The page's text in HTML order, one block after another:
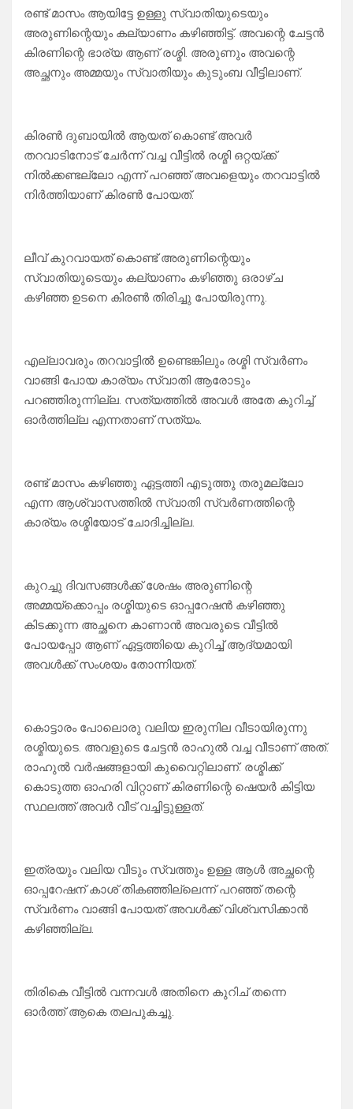
രണ്ട് മാസം ആയിട്ടേ ഉള്ളു സ്വാതിയുടെയും
അരുണിന്റെയും കല്യാണം കഴിഞ്ഞിട്ട്. അവന്റെ ചേട്ടൻ
കിരണിന്റെ ഭാര്യ ആണ് രശ്മി. അരുണും അവന്റെ
അച്ഛനും അമ്മയും സ്വാതിയും കുടുംബ വീട്ടിലാണ്.
കിരൺ ദുബായിൽ ആയത് കൊണ്ട് അവർ
തറവാടിനോട് ചേർന്ന് വച്ച വീട്ടിൽ രശ്മി ഒറ്റയ്ക്ക്
നിൽക്കണ്ടല്ലോ എന്ന് പറഞ്ഞ് അവളെയും തറവാട്ടിൽ
നിർത്തിയാണ് കിരൺ പോയത്.
ലീവ് കുറവായത് കൊണ്ട് അരുണിന്റെയും
സ്വാതിയുടെയും കല്യാണം കഴിഞ്ഞു ഒരാഴ്ച
കഴിഞ്ഞ ഉടനെ കിരൺ തിരിച്ചു പോയിരുന്നു.
എല്ലാവരും തറവാട്ടിൽ ഉണ്ടെങ്കിലും രശ്മി സ്വർണം
വാങ്ങി പോയ കാര്യം സ്വാതി ആരോടും
പറഞ്ഞിരുന്നില്ല. സത്യത്തിൽ അവൾ അതേ കുറിച്ച്
ഓർത്തില്ല എന്നതാണ് സത്യം.
രണ്ട് മാസം കഴിഞ്ഞു ഏട്ടത്തി എടുത്തു തരുമല്ലോ
എന്ന ആശ്വാസത്തിൽ സ്വാതി സ്വർണത്തിന്റെ
കാര്യം രശ്മിയോട് ചോദിച്ചില്ല.
കുറച്ചു ദിവസങ്ങൾക്ക് ശേഷം അരുണിന്റെ
അമ്മയ്ക്കൊപ്പം രശ്മിയുടെ ഓപ്പറേഷൻ കഴിഞ്ഞു
കിടക്കുന്ന അച്ഛനെ കാണാൻ അവരുടെ വീട്ടിൽ
പോയപ്പോ ആണ് ഏട്ടത്തിയെ കുറിച്ച് ആദ്യമായി
അവൾക്ക് സംശയം തോന്നിയത്.
കൊട്ടാരം പോലൊരു വലിയ ഇരുനില വീടായിരുന്നു
രശ്മിയുടെ. അവളുടെ ചേട്ടൻ രാഹുൽ വച്ച വീടാണ് അത്.
രാഹുൽ വർഷങ്ങളായി കുവൈറ്റിലാണ്. രശ്മിക്ക്
കൊടുത്ത ഓഹരി വിറ്റാണ് കിരണിന്റെ ഷെയർ കിട്ടിയ
സ്ഥലത്ത് അവർ വീട് വച്ചിട്ടുള്ളത്.
ഇത്രയും വലിയ വീടും സ്വത്തും ഉള്ള ആൾ അച്ഛന്റെ
ഓപ്പറേഷന് കാശ് തികഞ്ഞില്ലെന്ന് പറഞ്ഞ് തന്റെ
സ്വർണം വാങ്ങി പോയത് അവൾക്ക് വിശ്വസിക്കാൻ
കഴിഞ്ഞില്ല.
തിരികെ വീട്ടിൽ വന്നവൾ അതിനെ കുറിച് തന്നെ
ഓർത്ത് ആകെ തലപുകച്ചു.